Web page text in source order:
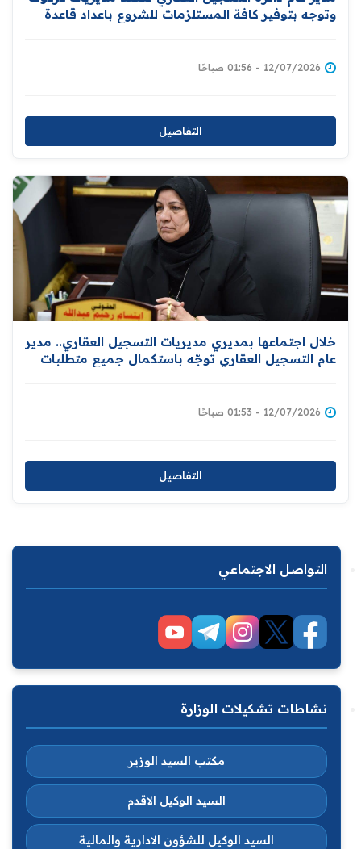
وتوجه بتوفير كافة المستلزمات للشروع باعداد قاعدة
12/07/2026 - 01:56 صباحًا
التفاصيل
خلال اجتماعها بمديري مديريات التسجيل العقاري.. مدير
عام التسجيل العقاري توجّه باستكمال جميع متطلبات
12/07/2026 - 01:53 صباحًا
التفاصيل
التواصل الاجتماعي
نشاطات تشكيلات الوزارة
مكتب السيد الوزير
السيد الوكيل الاقدم
السيد الوكيل للشؤون الادارية والمالية